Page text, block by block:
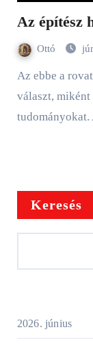
Az építész
Ottó
Az ebbe a rovatba írt bejegyzéseimben arra kerestem a
választ, miként
Keresés
2026. június